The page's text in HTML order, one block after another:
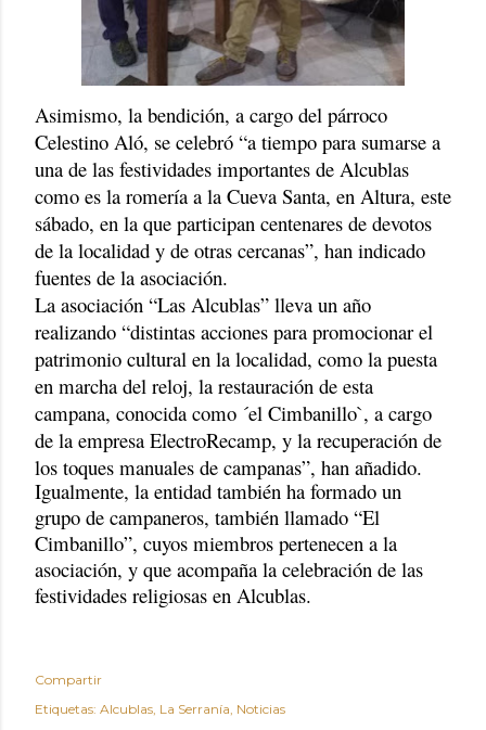
Asimismo, la bendición, a cargo del párroco
Celestino Aló, se celebró “a tiempo para sumarse a
una de las festividades importantes de Alcublas
como es la romería a la Cueva Santa, en Altura, este
sábado, en la que participan centenares de devotos
de la localidad y de otras cercanas”, han indicado
fuentes de la asociación.
La asociación “Las Alcublas” lleva un año
realizando “distintas acciones para promocionar el
patrimonio cultural en la localidad, como la puesta
en marcha del reloj, la restauración de esta
campana, conocida como ´el Cimbanillo`, a cargo
de la empresa ElectroRecamp, y la recuperación de
los toques manuales de campanas”, han añadido.
Igualmente, la entidad también ha formado un
grupo de campaneros, también llamado “El
Cimbanillo”, cuyos miembros pertenecen a la
asociación, y que acompaña la celebración de las
festividades religiosas en Alcublas.
Compartir
Etiquetas: Alcublas La Serranía Noticias